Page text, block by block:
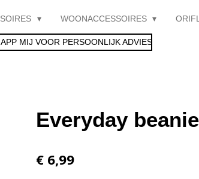
WOONACCESSOIRES
APP MIJ VOOR PERSOONLIJK ADVIES
Everyday
€ 6,99